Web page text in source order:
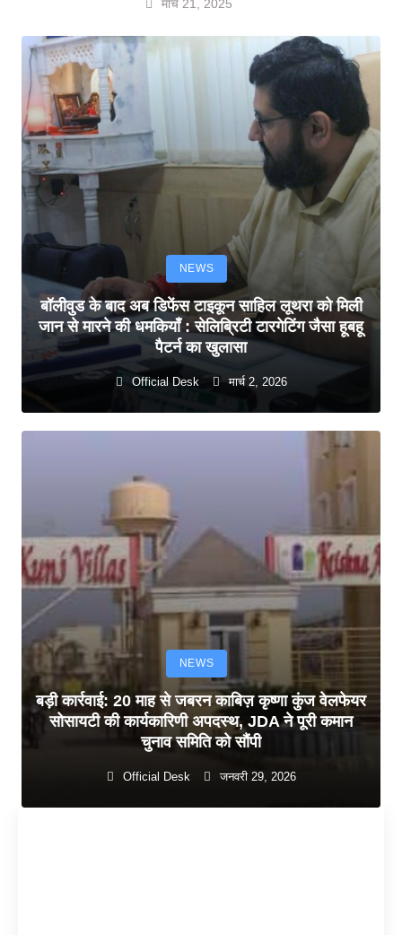
मार्च 21, 2025
NEWS
बॉलीवुड के बाद अब डिफेंस टाइकून साहिल लूथरा को मिली
जान से मारने की धमकियाँ : सेलिब्रिटी टारगेटिंग जैसा हूबहू
पैटर्न का खुलासा
Official Desk मार्च 2, 2026
NEWS
बड़ी कार्रवाई: 20 माह से जबरन काबिज़ कृष्णा कुंज वेलफेयर
सोसायटी की कार्यकारिणी अपदस्थ, JDA ने पूरी कमान
चुनाव समिति को सौंपी
Official Desk जनवरी 29, 2026